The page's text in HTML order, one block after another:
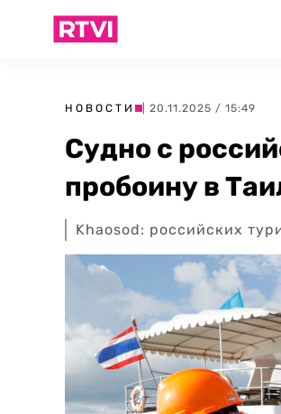
НОВОСТИ | 20.11.2025 / 15:49
Судно с
пробоину в
Khaosod: российских